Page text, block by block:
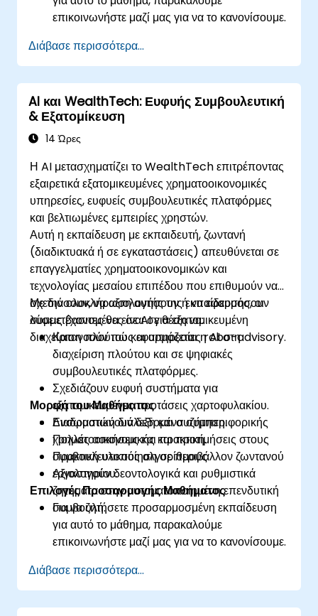
επικοινωνήστε μαζί μας για να το κανονίσουμε.
Διάβασε περισσότερα...
AI και WealthTech: Ευφυής Συμβουλευτική
& Εξατομίκευση
14 Ώρες
Η AI μετασχηματίζει το WealthTech επιτρέποντας
εξαιρετικά εξατομικευμένες χρηματοοικονομικές
υπηρεσίες, ευφυείς συμβουλευτικές πλατφόρμες
και βελτιωμένες εμπειρίες χρηστών.
Αυτή η εκπαίδευση με εκπαιδευτή, ζωντανή
(διαδικτυακά ή σε εγκαταστάσεις) απευθύνεται σε
επαγγελματίες χρηματοοικονομικών και
τεχνολογίας μεσαίου επιπέδου που επιθυμούν να
σχεδιάσουν, να αξιολογήσουν ή να εφαρμόσουν
λύσεις βασισμένες σε AI για εξατομικευμένη
διαχείριση πλούτου και υπηρεσίες robo-advisory.
Με την ολοκλήρωση αυτής της εκπαίδευσης, οι
συμμετέχοντες θα είναι σε θέση να:
Κατανοούν πώς εφαρμόζεται η AI στη
διαχείριση πλούτου και σε ψηφιακές
συμβουλευτικές πλατφόρμες.
Σχεδιάζουν ευφυή συστήματα για
εξατομικευμένες προτάσεις χαρτοφυλακίου.
Ενσωματώνουν δεδομένα συμπεριφορικής
χρηματοοικονομικής και προτιμήσεις στους
συμβουλευτικούς αλγορίθμους.
Αξιολογούν δεοντολογικά και ρυθμιστικά
ζητήματα στην αυτοματοποιημένη επενδυτική
συμβουλή.
Μορφή του Μαθήματος
Διαδραστική διάλεξη και συζήτηση.
Πολλές ασκήσεις και πρακτική.
Πρακτική υλοποίηση σε περιβάλλον ζωντανού
εργαστηρίου.
Επιλογές Προσαρμογής Μαθήματος
Για να ζητήσετε προσαρμοσμένη εκπαίδευση
για αυτό το μάθημα, παρακαλούμε
επικοινωνήστε μαζί μας για να το κανονίσουμε.
Διάβασε περισσότερα...